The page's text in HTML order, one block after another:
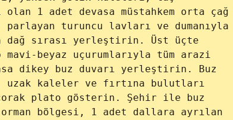
1 adet devasa müstahkem orta çağ
turuncu lavları ve dumanıyla
dağ sırası yerleştirin. Üst üçte
beyaz uçurumlarıyla tüm arazi
dikey buz duvarı yerleştirin. Buz
uzak kaleler ve fırtına bulutları
plato gösterin. Şehir ile buz
bölgesi, 1 adet dallara ayrılan